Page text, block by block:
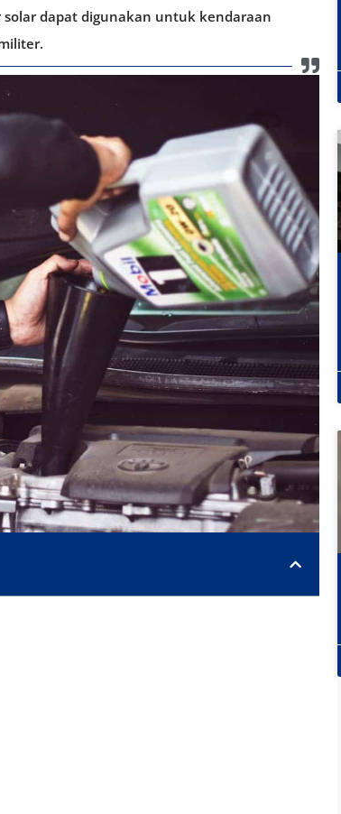
dapat digunakan untuk kendaraan